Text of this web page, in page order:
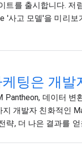
트를 출시합니다. 저
'사고 모델'을 미리
팅은 개발
Pantheon, 데이터 변
지 개발자 친화적인
략, 더 나은 결과를